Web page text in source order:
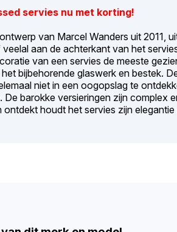
servies nu met korting!
van Marcel Wanders uit 2011,
aan de achterkant van het
van een servies de meeste
bijbehorende glaswerk en bestek.
niet in een oogopslag te
barokke versieringen zijn complex
houdt het servies zijn